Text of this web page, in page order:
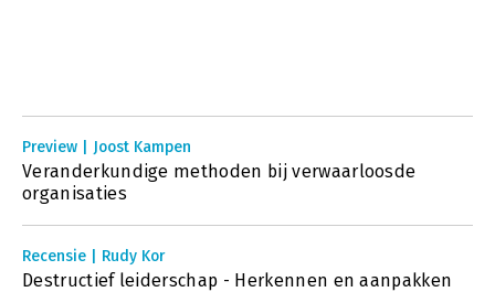
Preview | Joost Kampen
Veranderkundige methoden bij verwaarloosde
organisaties
Recensie | Rudy Kor
Destructief leiderschap - Herkennen en aanpakken